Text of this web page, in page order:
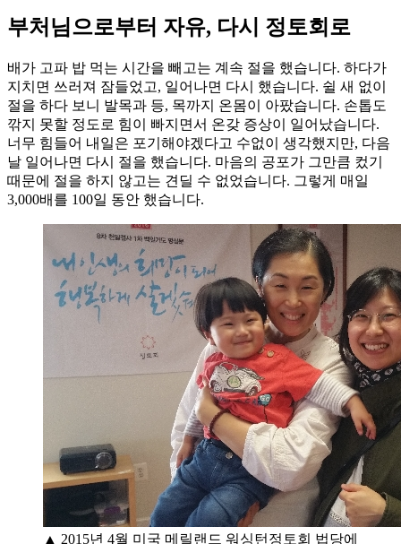
부처님으로부터 자유, 다시 정토회로
배가 고파 밥 먹는 시간을 빼고는 계속 절을 했습니다. 하다가
지치면 쓰러져 잠들었고, 일어나면 다시 했습니다. 쉴 새 없이
절을 하다 보니 발목과 등, 목까지 온몸이 아팠습니다. 손톱도
깎지 못할 정도로 힘이 빠지면서 온갖 증상이 일어났습니다.
너무 힘들어 내일은 포기해야겠다고 수없이 생각했지만, 다음
날 일어나면 다시 절을 했습니다. 마음의 공포가 그만큼 컸기
때문에 절을 하지 않고는 견딜 수 없었습니다. 그렇게 매일
3,000배를 100일 동안 했습니다.
▲ 2015년 4월 미국 메릴랜드 워싱턴정토회 법당에